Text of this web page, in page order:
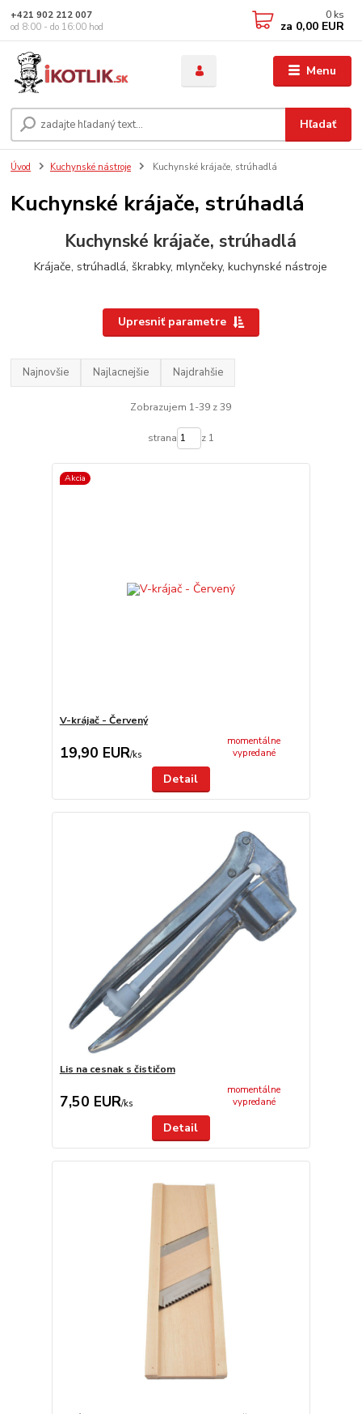
Menu
Hľadať
+421 902 212 007
od 8:00 - do 16:00 hod
0 ks
za 0,00 EUR
Úvod Kuchynské nástroje Kuchynské krájače, strúhadlá
Kuchynské krájače, strúhadlá
Kuchynské krájače, strúhadlá
Krájače, strúhadlá, škrabky, mlynčeky, kuchynské nástroje
Upresniť parametre
Najnovšie Najlacnejšie Najdrahšie
Zobrazujem 1-39 z 39
strana z 1
Akcia
V-krájač - Červený
19,90 EUR/ks
momentálne
vypredané
Detail
Lis na cesnak s čističom
7,50 EUR/ks
momentálne
vypredané
Detail